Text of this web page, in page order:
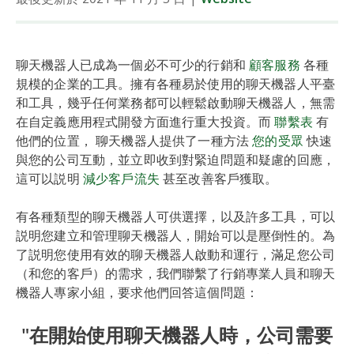
聊天機器人已成為一個必不可少的行銷和 顧客服務 各種
規模的企業的工具。擁有各種易於使用的聊天機器人平臺
和工具，幾乎任何業務都可以輕鬆啟動聊天機器人，無需
在自定義應用程式開發方面進行重大投資。而聯繫表 有
他們的位置， 聊天機器人提供了一種方法您的受眾快速
與您的公司互動，並立即收到對緊迫問題和疑慮的回應，
這可以説明 減少客戶流失 甚至改善客戶獲取。
有各種類型的聊天機器人可供選擇，以及許多工具，可以
説明您建立和管理聊天機器人，開始可以是壓倒性的。為
了説明您使用有效的聊天機器人啟動和運行，滿足您公司
（和您的客戶）的需求，我們聯繫了行銷專業人員和聊天
機器人專家小組，要求他們回答這個問題：
"在開始使用聊天機器人時，公司需要